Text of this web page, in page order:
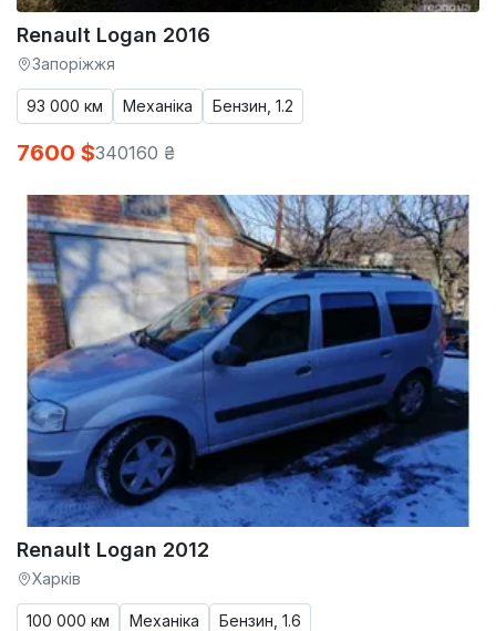
Renault Logan 2016
Запоріжжя
93 000 км Механіка Бензин, 1.2
7600 $340160 ₴
Renault Logan 2012
Харків
100 000 км Механіка Бензин, 1.6